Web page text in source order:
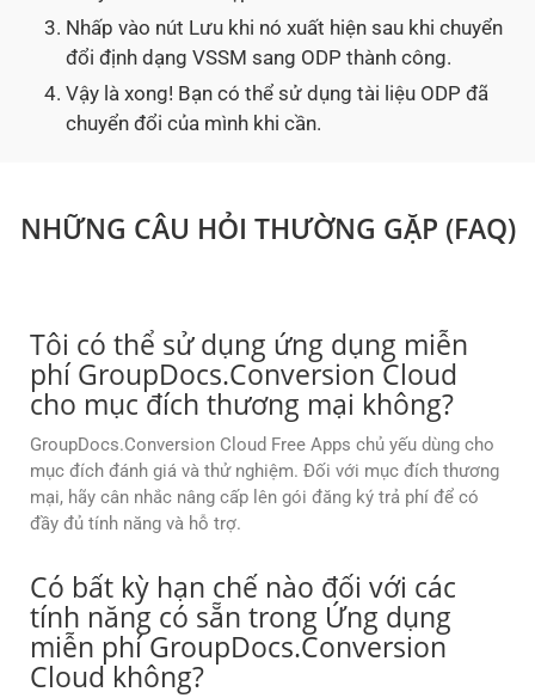
Nhấp vào nút Lưu khi nó xuất hiện sau khi chuyển
đổi định dạng VSSM sang ODP thành công.
Vậy là xong! Bạn có thể sử dụng tài liệu ODP đã
chuyển đổi của mình khi cần.
NHỮNG CÂU HỎI THƯỜNG GẶP (FAQ)
Tôi có thể sử dụng ứng dụng miễn
phí GroupDocs.Conversion Cloud
cho mục đích thương mại không?
GroupDocs.Conversion Cloud Free Apps chủ yếu dùng cho
mục đích đánh giá và thử nghiệm. Đối với mục đích thương
mại, hãy cân nhắc nâng cấp lên gói đăng ký trả phí để có
đầy đủ tính năng và hỗ trợ.
Có bất kỳ hạn chế nào đối với các
tính năng có sẵn trong Ứng dụng
miễn phí GroupDocs.Conversion
Cloud không?